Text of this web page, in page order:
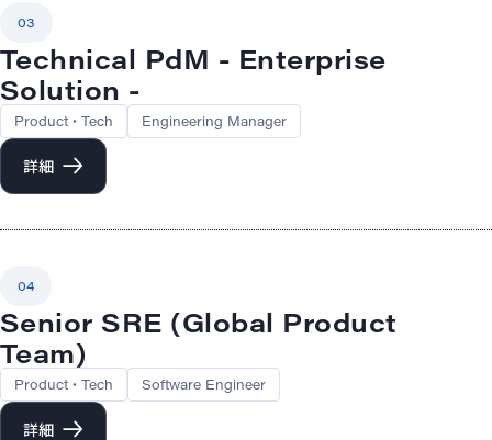
03
Technical PdM - Enterprise
Solution -
Product・Tech Engineering Manager
詳細
04
Senior SRE (Global Product
Team)
Product・Tech Software Engineer
詳細